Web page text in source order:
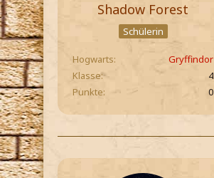
Shadow Forest
Schülerin
Hogwarts
Gryffindor
Klasse
4
Punkte
0